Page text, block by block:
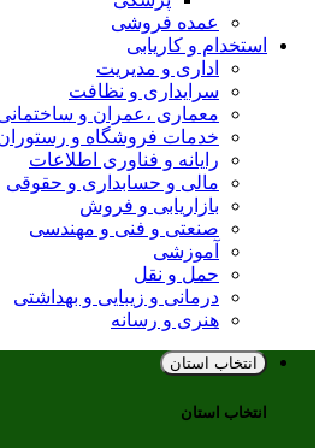
عمده فروشی
استخدام و کاریابی
اداری و مدیریت
سرایداری و نظافت
معماری ،عمران و ساختمانی
خدمات فروشگاه و رستوران
رایانه و فناوری اطلاعات
مالی و حسابداری و حقوقی
بازاریابی و فروش
صنعتی و فنی و مهندسی
آموزشی
حمل و نقل
درمانی و زیبایی و بهداشتی
هنری و رسانه
انتخاب استان
انتخاب استان